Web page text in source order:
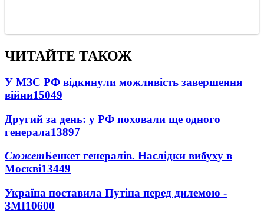
ЧИТАЙТЕ ТАКОЖ
У МЗС РФ відкинули можливість завершення
війни15049
Другий за день: у РФ поховали ще одного
генерала13897
СюжетБенкет генералів. Наслідки вибуху в
Москві13449
Україна поставила Путіна перед дилемою -
ЗМІ10600